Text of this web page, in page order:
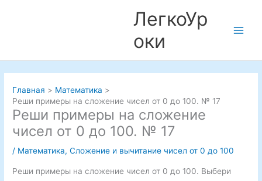
ЛегкоУр
оки
Главная
Математика
Реши примеры на сложение чисел от 0 до 100. № 17
Реши примеры на сложение
чисел от 0 до 100. № 17
/ Математика,Сложение и вычитание чисел от 0 до 100
Реши примеры на сложение чисел от 0 до 100. Выбери